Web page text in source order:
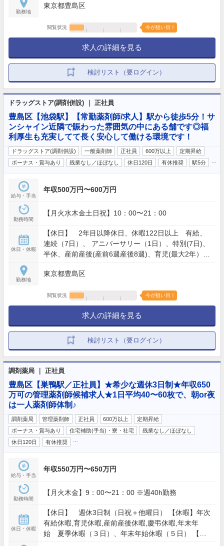
勤務地
東京都豊島区
閲覧状況 今が狙い目！
求人の詳細を見る
検討リスト（要ログイン）
ドラッグストア(調剤併設) ｜ 正社員
豊島区【池袋駅】【常勤薬剤師/求人】駅から徒歩5分！サ
ンシャイン近隣で賑わった雰囲気の中にある舗です◎福
利厚生も充実してて長く安心して働ける環境です！
ドラッグストア(調剤併設) 一般薬剤師 正社員 600万以上
定期昇給
ボーナス・賞与あり
残業なし／ほぼなし 休日120日 有休推奨 駅5分
給与・手当
年収500万円〜600万円
勤務時間
【月火水木金土日祝】10：00〜21：00
休日・休暇
【休日】 2年目以降休日、休暇122日以上 有給、
連続（7日）、 アニバーサリー（1日）、特別(7日)、
半休、産前産後(産前6週産後8週)、育児(最大2年）、
【休暇】 週休2日制 【年間休日】120日
勤務地
東京都豊島区
閲覧状況 今が狙い目！
求人の詳細を見る
検討リスト（要ログイン）
調剤薬局 ｜ 正社員
豊島区【巣鴨駅／正社員】★希少な週休3日制★年収650
万可の管理薬剤師候補求人★1日平均40〜60枚で、朝or夜
は一人薬剤師体制♪
調剤薬局 管理薬剤師 正社員 600万以上
定期昇給
ボーナス・賞与あり
住宅補助(手当)・寮・社宅
残業なし／ほぼなし
休日120日
有休推奨
給与・手当
年収550万円〜650万円
勤務時間
【月火木金】9：00〜21：00 ※週40h勤務
休日・休暇
【休日】 週休3日制（日祝＋他曜日） 【休暇】年次
有給休暇,育児休暇,産前産後休暇,慶弔休暇,年末年
始 夏季休暇（３日）、年末年始休暇（５日） 【年